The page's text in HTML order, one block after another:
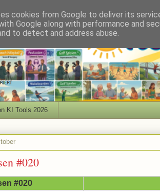
KI Tools 2026
#020
#020
cookies from Google to deliver its
Google along with performance and
to detect and address abuse.